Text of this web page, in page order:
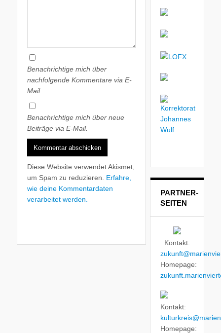
Benachrichtige mich über
nachfolgende Kommentare via E-
Mail.
Benachrichtige mich über neue
Beiträge via E-Mail.
Diese Website verwendet Akismet,
um Spam zu reduzieren. Erfahre,
wie deine Kommentardaten
verarbeitet werden.
PARTNER-
SEITEN
Kontakt:
Homepage:
Kontakt:
Homepage: